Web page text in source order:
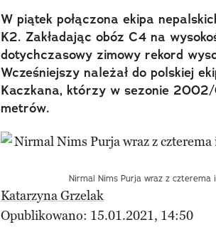
W piątek połączona ekipa
K2. Zakładając obóz C4 na
dotychczasowy zimowy rekord
Wcześniejszy należał do polskiej
Kaczkana, którzy w sezonie
metrów.
Nirmal Nims Purja wraz z czterema
Katarzyna Grzelak
Opublikowano: 15.01.2021, 14:50